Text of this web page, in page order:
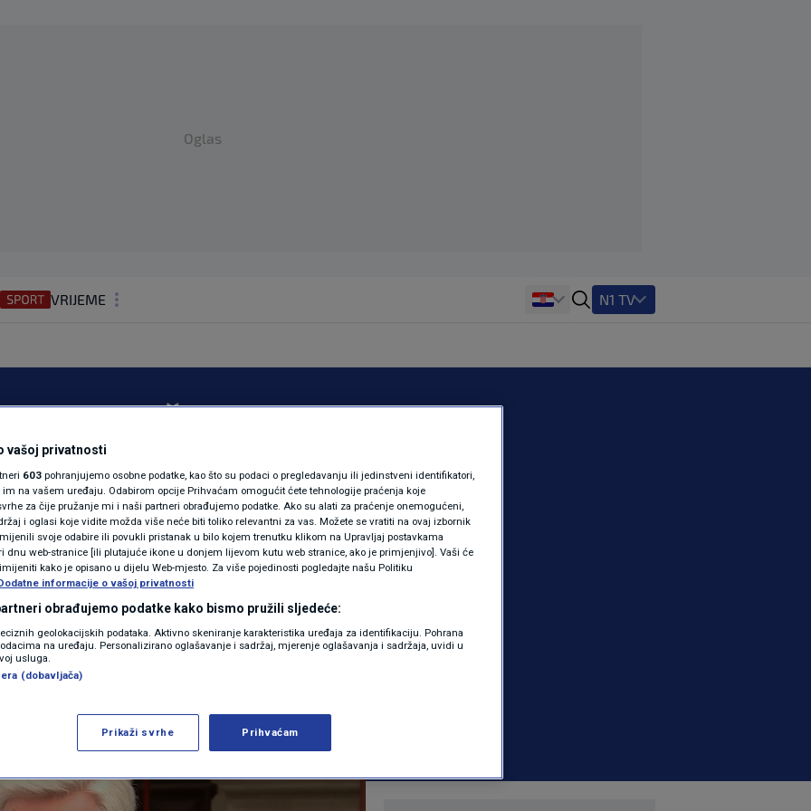
Oglas
VRIJEME
REGIJA
MAGAZIN
KOLUMNE
N1(DIS)INFO
KLIMATSKE PROMJENE
FOTO
VIDEO
N1 TV
Šefica
zašto su sporni
poslovanje
palo na sudu
VIJESTI 0 komentara
Više
vašoj privatnosti
603 pohranjujemo osobne podatke, kao što su podaci o pregledavanju ili jedinstveni identifikatori,
na vašem uređaju. Odabirom opcije Prihvaćam omogućit ćete tehnologije praćenja koje
za čije pružanje mi i naši partneri obrađujemo podatke. Ako su alati za praćenje onemogućeni,
i oglasi koje vidite možda više neće biti toliko relevantni za vas. Možete se vratiti na ovaj izbornik
svoje odabire ili povukli pristanak u bilo kojem trenutku klikom na Upravljaj postavkama
dnu web-stranice [ili plutajuće ikone u donjem lijevom kutu web stranice, ako je primjenjivo]. Vaši će
kako je opisano u dijelu Web-mjesto. Za više pojedinosti pogledajte našu Politiku
informacije o vašoj privatnosti
obrađujemo podatke kako bismo pružili sljedeće:
geolokacijskih podataka. Aktivno skeniranje karakteristika uređaja za identifikaciju. Pohrana
na uređaju. Personalizirano oglašavanje i sadržaj, mjerenje oglašavanja i sadržaja, uvidi u
usluga.
(dobavljača)
Prikaži svrhe Prihvaćam